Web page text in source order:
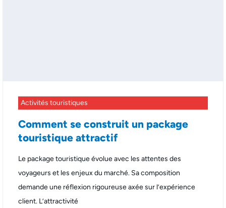
Activités touristiques
Comment se construit un package
touristique attractif
Le package touristique évolue avec les attentes des
voyageurs et les enjeux du marché. Sa composition
demande une réflexion rigoureuse axée sur l’expérience
client. L’attractivité